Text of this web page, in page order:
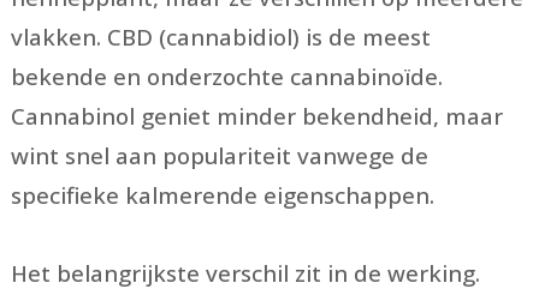
vlakken. CBD (cannabidiol) is de meest
bekende en onderzochte cannabinoïde.
Cannabinol geniet minder bekendheid, maar
wint snel aan populariteit vanwege de
specifieke kalmerende eigenschappen.
Het belangrijkste verschil zit in de werking.